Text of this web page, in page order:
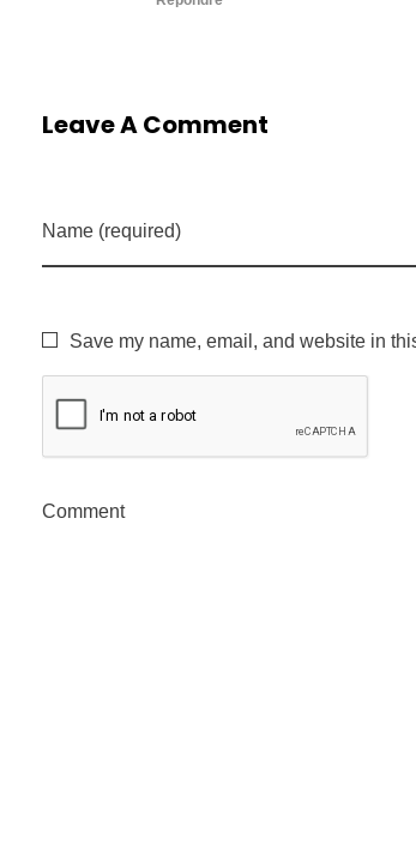
Leave A Comment
Name (required)
Save my name, email, and website in
Comment